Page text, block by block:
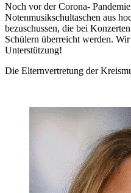
Noch vor der Corona-
Notenmusikschultaschen aus
bezuschussen, die bei
Schülern überreicht werden.
Unterstützung!
Die Elternvertretung der